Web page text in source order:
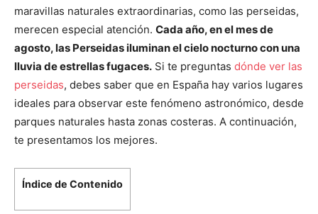
maravillas naturales extraordinarias, como las perseidas,
merecen especial atención. Cada año, en el mes de
agosto, las Perseidas iluminan el cielo nocturno con una
lluvia de estrellas fugaces. Si te preguntas dónde ver las
perseidas, debes saber que en España hay varios lugares
ideales para observar este fenómeno astronómico, desde
parques naturales hasta zonas costeras. A continuación,
te presentamos los mejores.
Índice de Contenido